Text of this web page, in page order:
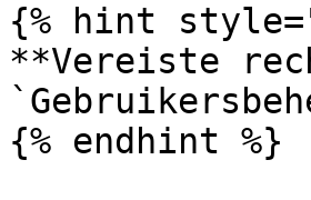
{% hint
**Vereiste
{% endhint %}